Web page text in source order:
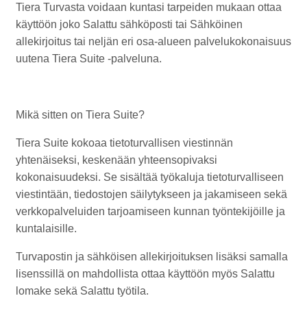
Tiera Turvasta voidaan kuntasi tarpeiden mukaan ottaa
käyttöön joko Salattu sähköposti tai Sähköinen
allekirjoitus tai neljän eri osa-alueen palvelukokonaisuus
uutena Tiera Suite -palveluna.
Mikä sitten on Tiera Suite?
Tiera Suite kokoaa tietoturvallisen viestinnän
yhtenäiseksi, keskenään yhteensopivaksi
kokonaisuudeksi. Se sisältää työkaluja tietoturvalliseen
viestintään, tiedostojen säilytykseen ja jakamiseen sekä
verkkopalveluiden tarjoamiseen kunnan työntekijöille ja
kuntalaisille.
Turvapostin ja sähköisen allekirjoituksen lisäksi samalla
lisenssillä on mahdollista ottaa käyttöön myös Salattu
lomake sekä Salattu työtila.